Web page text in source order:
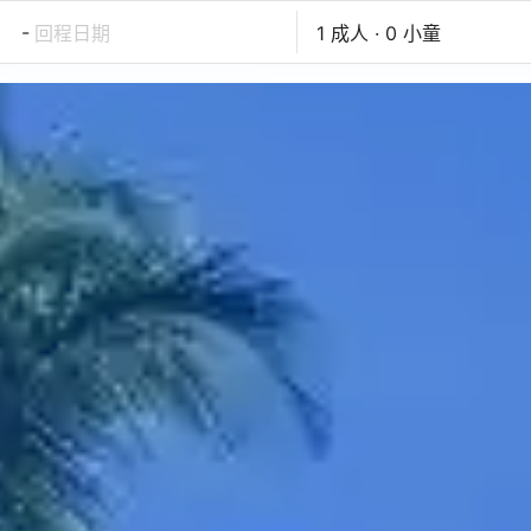
- 回程日期 1 成人 · 0 小童